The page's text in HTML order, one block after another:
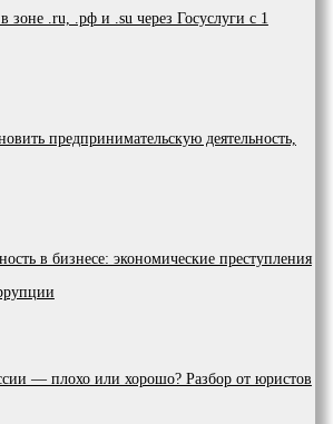
зоне .ru, .рф и .su через Госуслуги с 1
предпринимательскую деятельность,
в бизнесе: экономические преступления
— плохо или хорошо? Разбор от юристов